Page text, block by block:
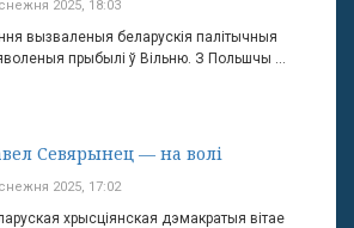
2025, 18:03
вызваленыя беларускія палітычныя
прыбылі ў Вільню. З Польшчы ...
Севярынец — на волі
2025, 17:02
хрысціянская дэмакратыя вітае